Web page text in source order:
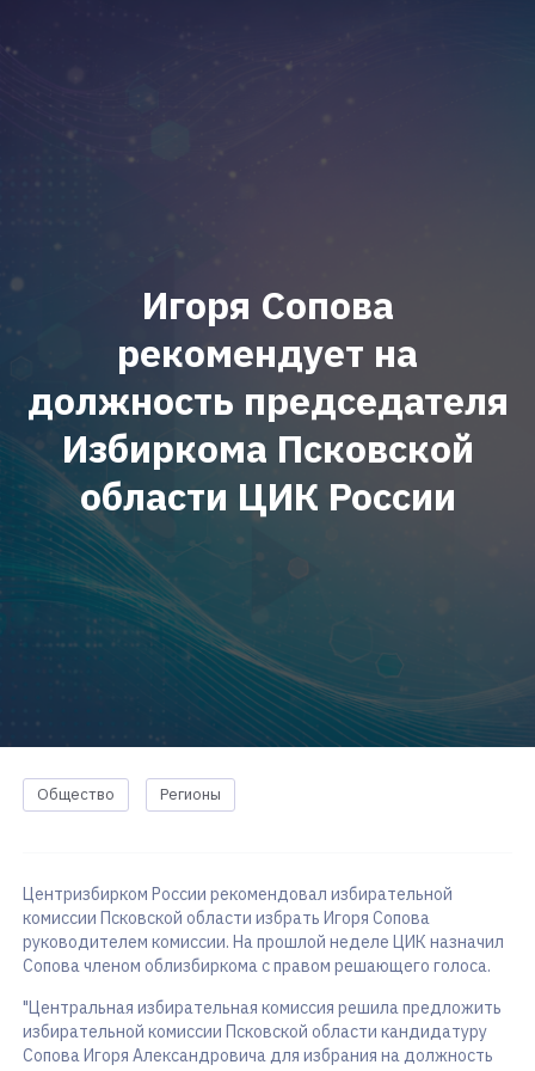
Игоря Сопова
рекомендует на
должность председателя
Избиркома Псковской
области ЦИК России
Общество Регионы
Центризбирком России рекомендовал избирательной
комиссии Псковской области избрать Игоря Сопова
руководителем комиссии. На прошлой неделе ЦИК назначил
Сопова членом облизбиркома с правом решающего голоса.
"Центральная избирательная комиссия решила предложить
избирательной комиссии Псковской области кандидатуру
Сопова Игоря Александровича для избрания на должность